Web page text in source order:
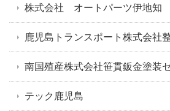
株式会社 オートパーツ伊地知
鹿児島トランスポート株式会社
南国殖産株式会社笹貫鈑金塗装
テック鹿児島